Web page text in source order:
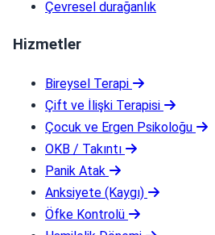
Çevresel durağanlık
Hizmetler
Bireysel Terapi
Çift ve İlişki Terapisi
Çocuk ve Ergen Psikoloğu
OKB / Takıntı
Panik Atak
Anksiyete (Kaygı)
Öfke Kontrolü